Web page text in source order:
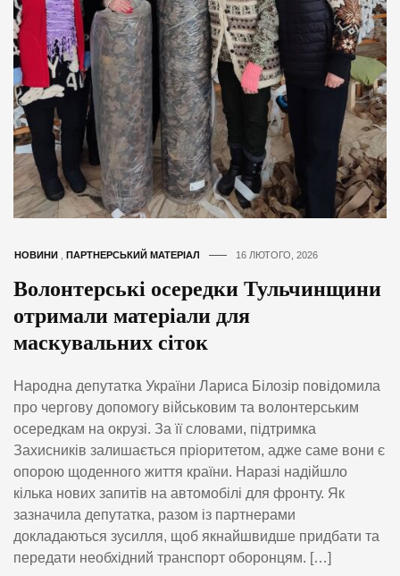
НОВИНИ ПАРТНЕРСЬКИЙ МАТЕРІАЛ 16 ЛЮТОГО, 2026
Волонтерські осередки Тульчинщини
отримали матеріали для
маскувальних сіток
Народна депутатка України Лариса Білозір повідомила
про чергову допомогу військовим та волонтерським
осередкам на окрузі. За її словами, підтримка
Захисників залишається пріоритетом, адже саме вони є
опорою щоденного життя країни. Наразі надійшло
кілька нових запитів на автомобілі для фронту. Як
зазначила депутатка, разом із партнерами
докладаються зусилля, щоб якнайшвидше придбати та
передати необхідний транспорт оборонцям. […]